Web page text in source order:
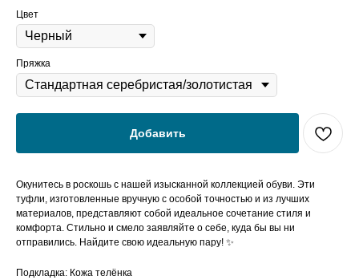
Цвет
Пряжка
Добавить
Окунитесь в роскошь с нашей изысканной коллекцией обуви. Эти
туфли, изготовленные вручную с особой точностью и из лучших
материалов, представляют собой идеальное сочетание стиля и
комфорта. Стильно и смело заявляйте о себе, куда бы вы ни
отправились. Найдите свою идеальную пару! ✨
Подкладка: Кожа телёнка